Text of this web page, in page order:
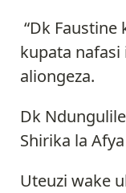
“Dk
kupata nafasi
aliongeza.
Dk
Shirika la
Uteuzi wake